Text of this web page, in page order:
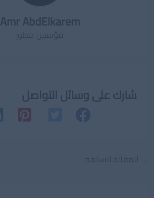
Amr AbdElkarem
شارك على وسائل التواصل
Post
→ المقالة السابقة